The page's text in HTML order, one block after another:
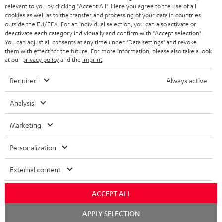
KOPFHÖRER
BLUETOOTH-KOPFHÖRER
STEREOANLAGEN
LAUTSPRECHER
ULTIMA-SERIE
IN-EAR-KOPFHÖRER
FANSHOP
NEUHEITEN
BLOG
NEWSLETTER
STORES
DEINE VORTEILE BEI TEUFEL
TEUFEL STORY
UNSER MANAGEMENT
NACHHALTIGKEIT
UNSERE WERTE
NIEDERLANDE
BELGIEN
POLEN
SPANIEN
USA
Fotos abgebildete Zubehör ist nicht im Lieferumfang enthalten. Etwaige
©2026 Lautsprecher Teufel GmbH - All rights reserved.
Impressum AGB Datenschutz Daten-Einstellungen
EU Data Act
relevant to you by clicking "Accept All" . Here you agree to the use of all
cookies as well as to the transfer and processing of your data in countries
outside the EU/EEA. For an individual selection, you can also activate or
deactivate each category individually and confirm with "Accept selection"
You can adjust all consents at any time under "Data settings" and revoke
them with effect for the future. For more information, please also take a look
at our privacy policyand the imprint
Required Always active
Analysis
Marketing
Personalization
External content
ACCEPT ALL
APPLY SELECTION